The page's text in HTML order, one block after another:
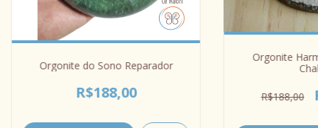
Orgonite do Sono Reparador
R$188,00
Orgonite
R$188,00